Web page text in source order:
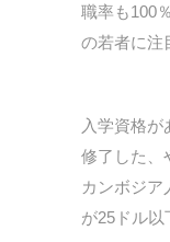
職率も100
の若者に注
入学資格
修了した、
カンボジア
が25ドル以